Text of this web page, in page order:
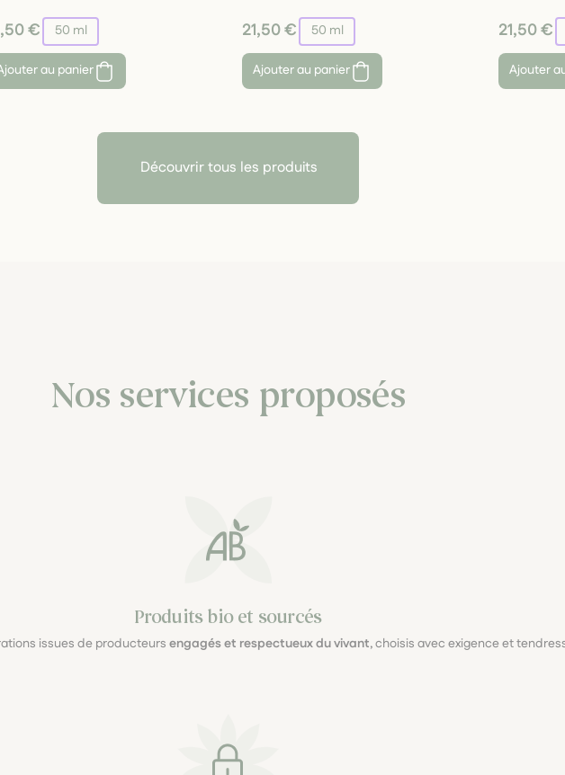
€ 50 ml
au panier
21,50 € 50 ml
Ajouter au panier
21,50 €
Ajouter
Découvrir tous les produits
Nos services proposés
Produits bio et sourcés
issues de producteursengagés et respectueux du vivant, choisis avec exigence et